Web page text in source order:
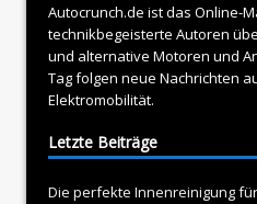
Autocrunch.de ist das Online-
technikbegeisterte Autoren
und alternative Motoren und
Tag folgen neue Nachrichten
Elektromobilität.
Letzte Beiträge
Die perfekte Innenreinigung